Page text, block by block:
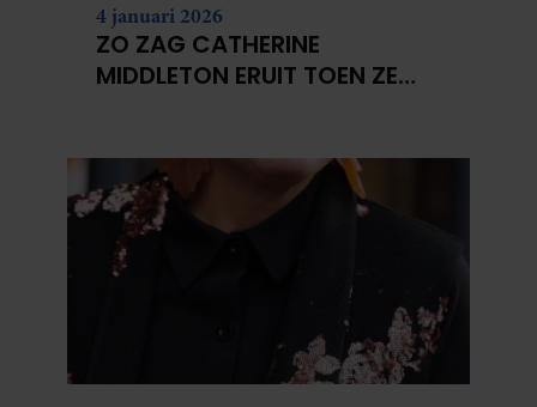
4 januari 2026
ZO ZAG CATHERINE
MIDDLETON ERUIT TOEN ZE